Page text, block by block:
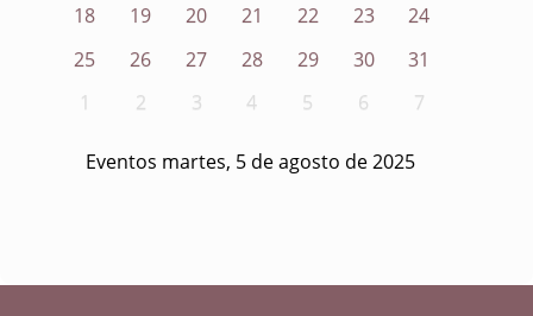
18
19 20 21 22 23
24
25
26 27 28 29 30
31
1
2 3 4 5 6 7
Eventos martes, 5 de agosto de 2025